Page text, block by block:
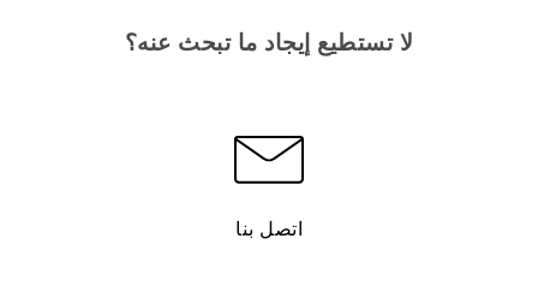
لا تستطيع إيجاد ما تبحث عنه؟
اتصل بنا